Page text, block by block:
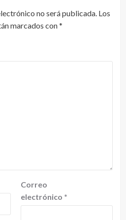
no será publicada. Los
marcados con*
Correo
electrónico *